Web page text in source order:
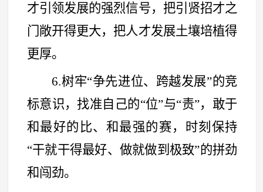
才引领发展的强烈信号，把引贤招才之
门敞开得更大，把人才发展土壤培植得
更厚。
6.树牢“争先进位、跨越发展”的竞
标意识，找准自己的“位”与“责”，敢于
和最好的比、和最强的赛，时刻保持
“干就干得最好、做就做到极致”的拼劲
和闯劲。